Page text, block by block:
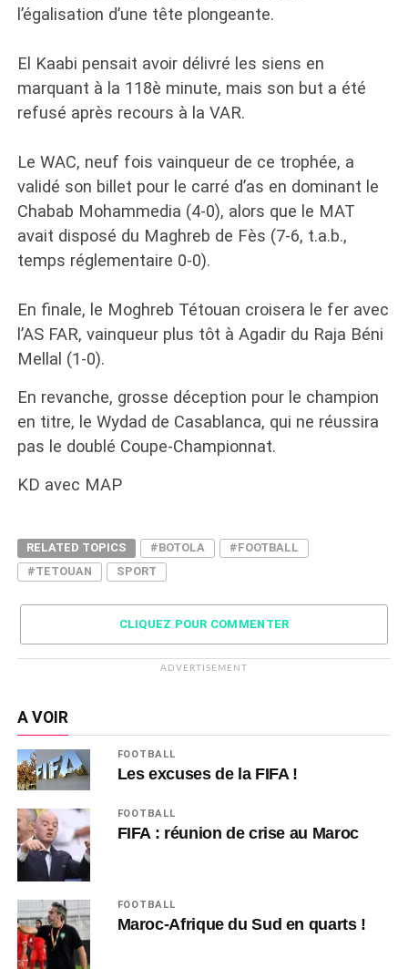
l’égalisation d’une tête plongeante.
El Kaabi pensait avoir délivré les siens en
marquant à la 118è minute, mais son but a été
refusé après recours à la VAR.
Le WAC, neuf fois vainqueur de ce trophée, a
validé son billet pour le carré d’as en dominant le
Chabab Mohammedia (4-0), alors que le MAT
avait disposé du Maghreb de Fès (7-6, t.a.b.,
temps réglementaire 0-0).
En finale, le Moghreb Tétouan croisera le fer avec
l’AS FAR, vainqueur plus tôt à Agadir du Raja Béni
Mellal (1-0).
En revanche, grosse déception pour le champion
en titre, le Wydad de Casablanca, qui ne réussira
pas le doublé Coupe-Championnat.
KD avec MAP
RELATED TOPICS #BOTOLA
#FOOTBALL
#TETOUAN
SPORT
CLIQUEZ POUR COMMENTER
ADVERTISEMENT
A VOIR
FOOTBALL
Les excuses de la FIFA !
FOOTBALL
FIFA : réunion de crise au Maroc
FOOTBALL
Maroc-Afrique du Sud en quarts !